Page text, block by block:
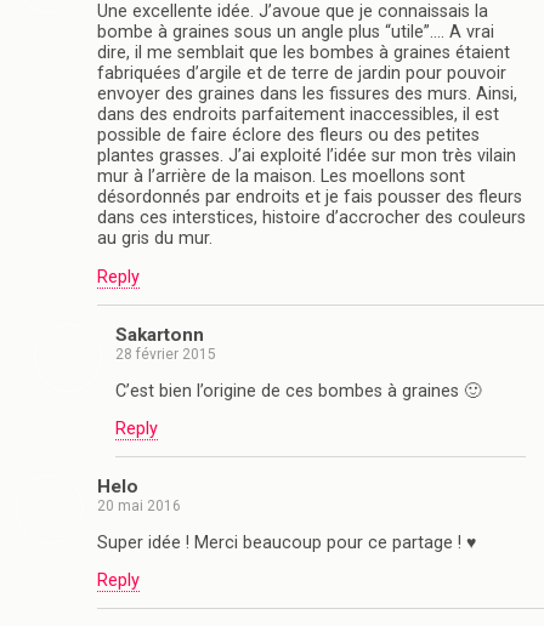
Une excellente idée. J’avoue que je connaissais la
bombe à graines sous un angle plus “utile”…. A vrai
dire, il me semblait que les bombes à graines étaient
fabriquées d’argile et de terre de jardin pour pouvoir
envoyer des graines dans les fissures des murs. Ainsi,
dans des endroits parfaitement inaccessibles, il est
possible de faire éclore des fleurs ou des petites
plantes grasses. J’ai exploité l’idée sur mon très vilain
mur à l’arrière de la maison. Les moellons sont
désordonnés par endroits et je fais pousser des fleurs
dans ces interstices, histoire d’accrocher des couleurs
au gris du mur.
Reply
Sakartonn
28 février 2015
C’est bien l’origine de ces bombes à graines 🙂
Reply
Helo
20 mai 2016
Super idée ! Merci beaucoup pour ce partage ! ♥
Reply